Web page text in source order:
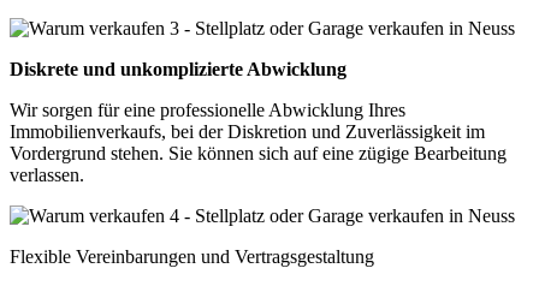
Diskrete und unkomplizierte Abwicklung
Wir sorgen für eine professionelle Abwicklung Ihres
Immobilienverkaufs, bei der Diskretion und Zuverlässigkeit im
Vordergrund stehen. Sie können sich auf eine zügige Bearbeitung
verlassen.
Flexible Vereinbarungen und Vertragsgestaltung